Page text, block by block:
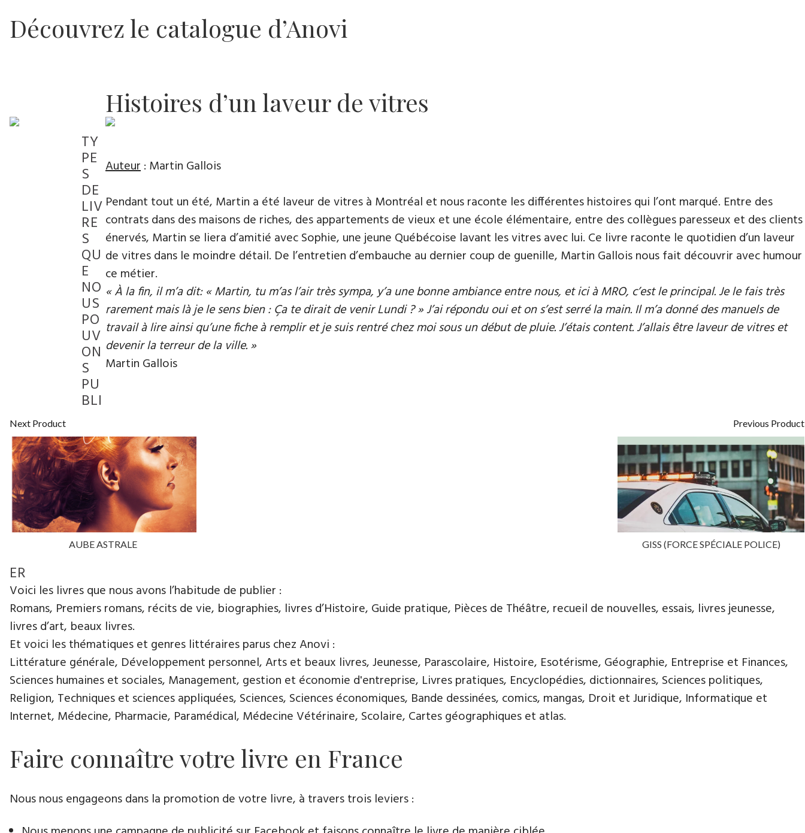
Découvrez le catalogue d’Anovi
Histoires d’un laveur de vitres
Auteur: Martin Gallois
Pendant tout un été, Martin a été laveur de vitres à Montréal et nous raconte les différentes histoires qui l’ont marqué. Entre des
contrats dans des maisons de riches, des appartements de vieux et une école élémentaire, entre des collègues paresseux et des clients
énervés, Martin se liera d’amitié avec Sophie, une jeune Québécoise lavant les vitres avec lui. Ce livre raconte le quotidien d’un laveur
de vitres dans le moindre détail. De l’entretien d’embauche au dernier coup de guenille, Martin Gallois nous fait découvrir avec humour
ce métier.
« À la fin, il m’a dit: « Martin, tu m’as l’air très sympa, y’a une bonne ambiance entre nous, et ici à MRO, c’est le principal. Je le fais très
rarement mais là je le sens bien : Ça te dirait de venir Lundi ? » J’ai répondu oui et on s’est serré la main. Il m’a donné des manuels de
travail à lire ainsi qu’une fiche à remplir et je suis rentré chez moi sous un début de pluie. J’étais content. J’allais être laveur de vitres et
devenir la terreur de la ville. »
Martin Gallois
Next Product
AUBE ASTRALE
Previous Product
GISS (FORCE SPÉCIALE POLICE)
TY
PE
S
DE
LIV
RE
S
QU
E
NO
US
PO
UV
ON
S
PU
BLI
ER
Voici les livres que nous avons l’habitude de publier :
Romans, Premiers romans, récits de vie, biographies, livres d’Histoire, Guide pratique, Pièces de Théâtre, recueil de nouvelles, essais, livres jeunesse,
livres d’art, beaux livres.
Et voici les thématiques et genres littéraires parus chez Anovi :
Littérature générale, Développement personnel, Arts et beaux livres, Jeunesse, Parascolaire, Histoire, Esotérisme, Géographie, Entreprise et Finances,
Sciences humaines et sociales, Management, gestion et économie d'entreprise, Livres pratiques, Encyclopédies, dictionnaires, Sciences politiques,
Religion, Techniques et sciences appliquées, Sciences, Sciences économiques, Bande dessinées, comics, mangas, Droit et Juridique, Informatique et
Internet, Médecine, Pharmacie, Paramédical, Médecine Vétérinaire, Scolaire, Cartes géographiques et atlas.
Faire connaître votre livre en France
Nous nous engageons dans la promotion de votre livre​, à travers trois leviers :